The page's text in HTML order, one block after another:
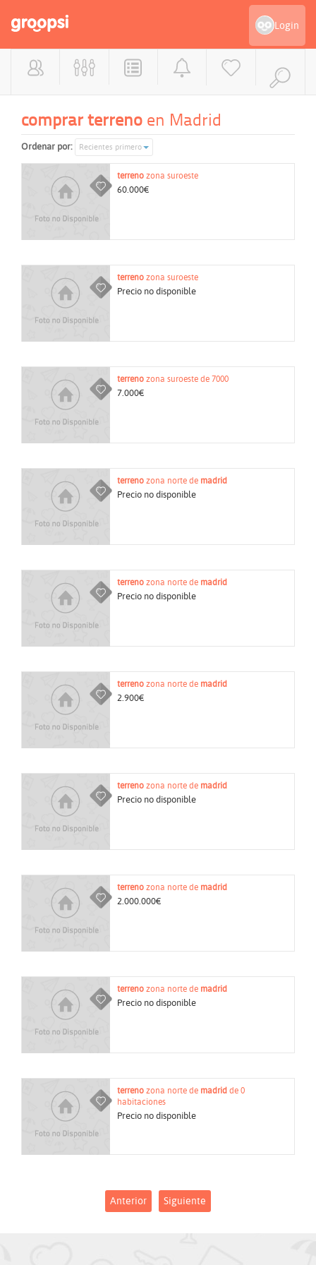
Login
comprar terreno en Madrid
Ordenar por: Recientes primero
terreno zona suroeste
60.000€
terreno zona suroeste
Precio no disponible
terreno zona suroeste de 7000
7.000€
terreno zona norte de madrid
Precio no disponible
terreno zona norte de madrid
Precio no disponible
terreno zona norte de madrid
2.900€
terreno zona norte de madrid
Precio no disponible
terreno zona norte de madrid
2.000.000€
terreno zona norte de madrid
Precio no disponible
terreno zona norte de madrid de 0
habitaciones
Precio no disponible
Anterior Siguiente